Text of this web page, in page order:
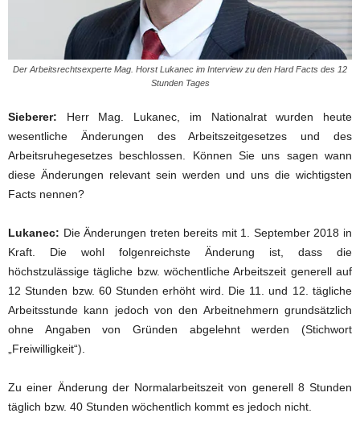
Der Arbeitsrechtsexperte Mag. Horst Lukanec im Interview zu den Hard Facts des 12
Stunden Tages
Sieberer: Herr Mag. Lukanec, im Nationalrat wurden heute
wesentliche Änderungen des Arbeitszeitgesetzes und des
Arbeitsruhegesetzes beschlossen. Können Sie uns sagen wann
diese Änderungen relevant sein werden und uns die wichtigsten
Facts nennen?
Lukanec: Die Änderungen treten bereits mit 1. September 2018 in
Kraft. Die wohl folgenreichste Änderung ist, dass die
höchstzulässige tägliche bzw. wöchentliche Arbeitszeit generell auf
12 Stunden bzw. 60 Stunden erhöht wird. Die 11. und 12. tägliche
Arbeitsstunde kann jedoch von den Arbeitnehmern grundsätzlich
ohne Angaben von Gründen abgelehnt werden (Stichwort
„Freiwilligkeit“).
Zu einer Änderung der Normalarbeitszeit von generell 8 Stunden
täglich bzw. 40 Stunden wöchentlich kommt es jedoch nicht.